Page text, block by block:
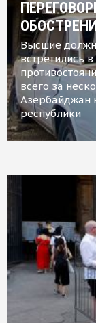
Высшие
встретились
всего за
Азербайджан
республики